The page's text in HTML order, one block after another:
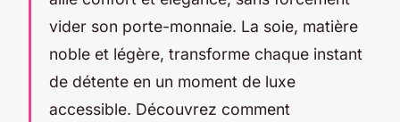
vider son porte-monnaie. La soie, matière
noble et légère, transforme chaque instant
de détente en un moment de luxe
accessible. Découvrez comment